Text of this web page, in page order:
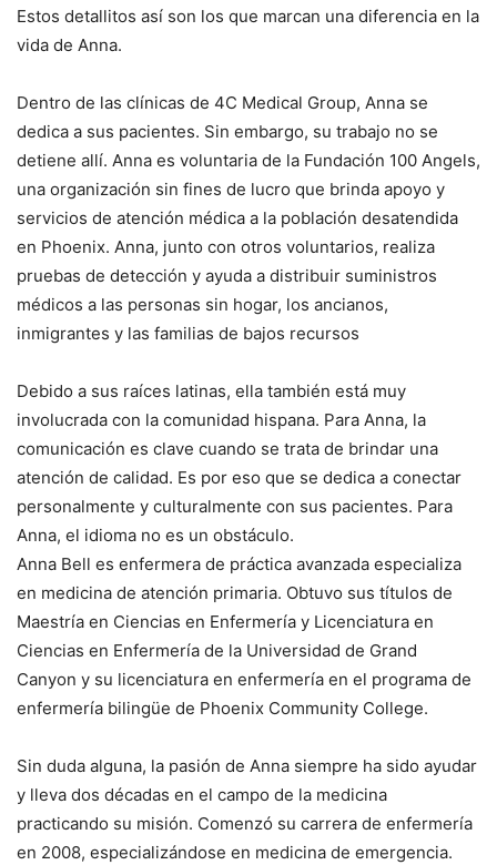
Estos detallitos así son los que marcan una diferencia en la
vida de Anna.
Dentro de las clínicas de 4C Medical Group, Anna se
dedica a sus pacientes. Sin embargo, su trabajo no se
detiene allí. Anna es voluntaria de la Fundación 100 Angels,
una organización sin fines de lucro que brinda apoyo y
servicios de atención médica a la población desatendida
en Phoenix. Anna, junto con otros voluntarios, realiza
pruebas de detección y ayuda a distribuir suministros
médicos a las personas sin hogar, los ancianos,
inmigrantes y las familias de bajos recursos
Debido a sus raíces latinas, ella también está muy
involucrada con la comunidad hispana. Para Anna, la
comunicación es clave cuando se trata de brindar una
atención de calidad. Es por eso que se dedica a conectar
personalmente y culturalmente con sus pacientes. Para
Anna, el idioma no es un obstáculo.
Anna Bell es enfermera de práctica avanzada especializa
en medicina de atención primaria. Obtuvo sus títulos de
Maestría en Ciencias en Enfermería y Licenciatura en
Ciencias en Enfermería de la Universidad de Grand
Canyon y su licenciatura en enfermería en el programa de
enfermería bilingüe de Phoenix Community College.
Sin duda alguna, la pasión de Anna siempre ha sido ayudar
y lleva dos décadas en el campo de la medicina
practicando su misión. Comenzó su carrera de enfermería
en 2008, especializándose en medicina de emergencia.